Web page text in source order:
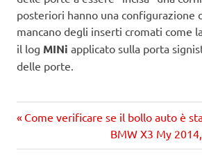
posteriori hanno una configurazione
mancano degli inserti cromati come
il log MINi applicato sulla porta
delle porte.
Navigazione
articoli
Precedente
Come verificare se il bollo auto è
Prossimo
articolo
BMW X3 My